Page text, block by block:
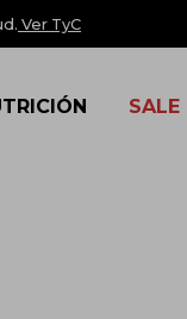
Ver TyC
SALE